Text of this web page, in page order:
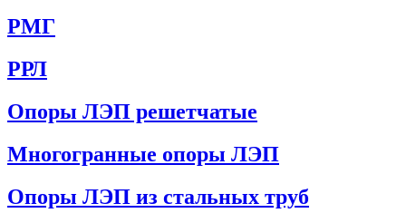
РМГ
РРЛ
Опоры ЛЭП решетчатые
Многогранные опоры ЛЭП
Опоры ЛЭП из стальных труб